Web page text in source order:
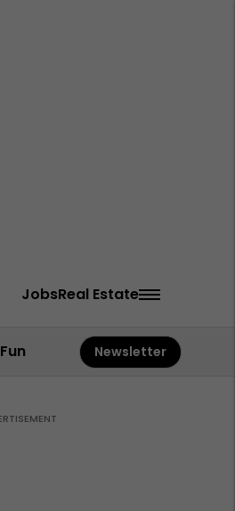
JobsReal Estate
Fun Newsletter